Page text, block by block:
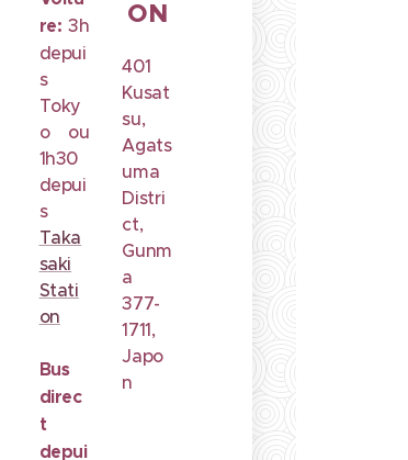
re: 3h
depui
s
Toky
o ou
1h30
depui
s
Taka
saki
Stati
on
Bus
direc
t
depui
ON
401
Kusat
su,
Agats
uma
Distri
ct,
Gunm
a
377-
1711,
Japo
n